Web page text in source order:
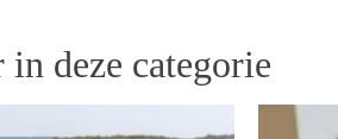
in deze categorie